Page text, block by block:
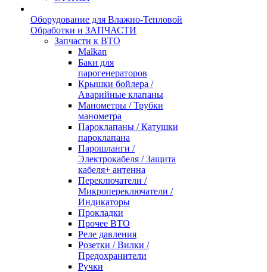
Оборудование для Влажно-Тепловой
Обработки и ЗАПЧАСТИ
Запчасти к ВТО
Malkan
Баки для
парогенераторов
Крышки бойлера /
Аварийные клапаны
Манометры / Трубки
манометра
Пароклапаны / Катушки
пароклапана
Парошланги /
Электрокабеля / Защита
кабеля+ антенна
Переключатели /
Микропереключатели /
Индикаторы
Прокладки
Прочее ВТО
Реле давления
Розетки / Вилки /
Предохранители
Ручки